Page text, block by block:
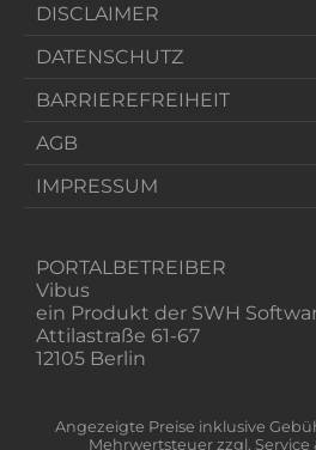
DISCLAIMER
DATENSCHUTZ
BARRIEREFREIHEIT
AGB
IMPRESSUM
PORTALBETREIBER
Vibus
ein Produkt der SWH
Attilastraße 61-67
12105 Berlin
Angezeigte Preise inklusive
Mehrwertsteuer zzgl. Service